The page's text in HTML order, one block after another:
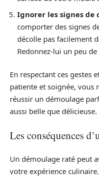
Ignorer les signes de
comporter des signes
décolle pas facilement
Redonnez-lui un peu
En respectant ces gestes
patiente et soignée, vous
réussir un démoulage
aussi belle que délicieuse.
Les conséquences
Un démoulage raté peut
votre expérience